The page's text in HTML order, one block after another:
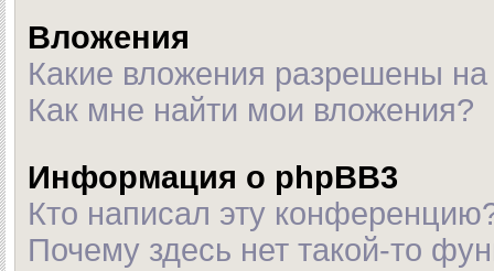
Вложения
Какие вложения разрешены
Как мне найти мои вложения?
Информация о phpBB3
Кто написал эту
Почему здесь нет такой-то